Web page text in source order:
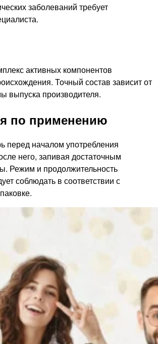
заболеваний требует
активных компонентов
Точный состав зависит от
выпуска производителя.
по применению
перед началом употребления
него, запивая достаточным
Режим и продолжительность
соблюдать в соответствии с